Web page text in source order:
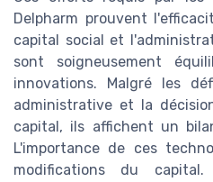
Delpharm prouvent
capital social et
sont soigneusement
innovations. Malgré les
administrative et la
capital, ils affichent un
L'importance de ces
modifications du